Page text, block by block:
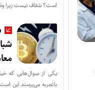
است؟ شفاف نیست زیرا
یکی از سوال‌هایی که
باتجربه می‌پرسند این